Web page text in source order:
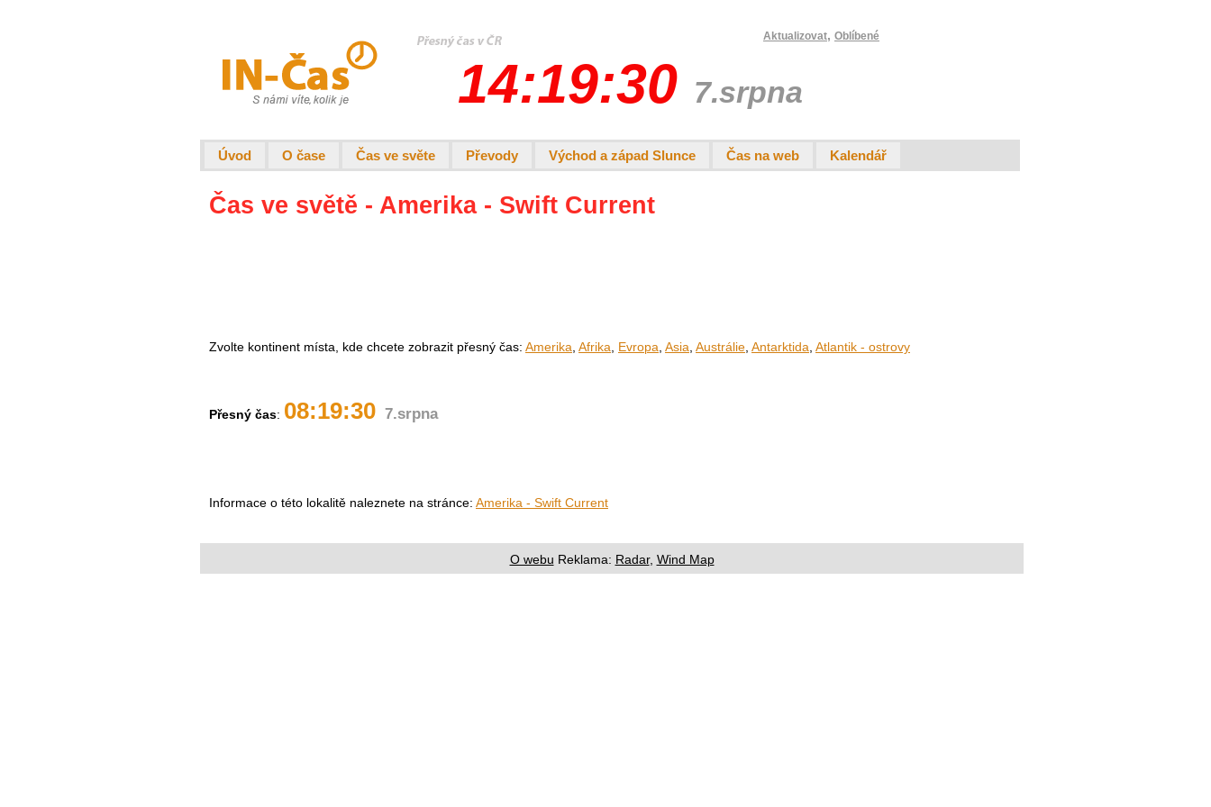
Aktualizovat, Oblíbené
14:19:30 7.srpna
Úvod O čase Čas ve světe Převody Východ a západ Slunce Čas na web Kalendář
Čas ve světě - Amerika - Swift Current
Zvolte kontinent místa, kde chcete zobrazit přesný čas: Amerika, Afrika, Evropa, Asia, Austrálie, Antarktida, Atlantik - ostrovy
Přesný čas: 08:19:30 7.srpna
Informace o této lokalitě naleznete na stránce: Amerika - Swift Current
O webu Reklama: Radar, Wind Map